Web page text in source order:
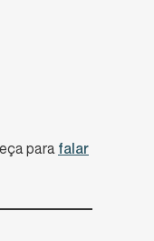
para falar